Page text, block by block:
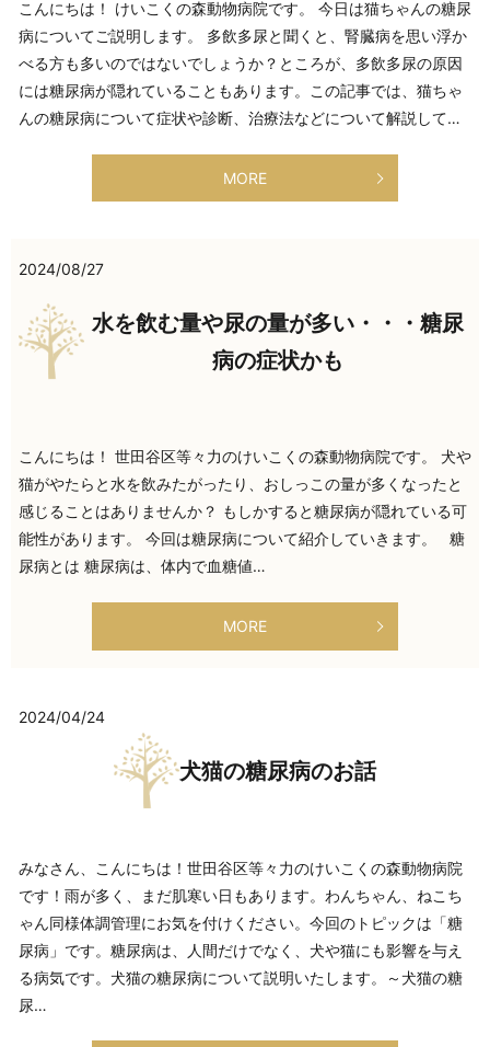
こんにちは！ けいこくの森動物病院です。 今日は猫ちゃんの糖尿
病についてご説明します。 多飲多尿と聞くと、腎臓病を思い浮か
べる方も多いのではないでしょうか？ところが、多飲多尿の原因
には糖尿病が隠れていることもあります。この記事では、猫ちゃ
んの糖尿病について症状や診断、治療法などについて解説して…
MORE
2024/08/27
水を飲む量や尿の量が多い・・・糖尿
病の症状かも
こんにちは！ 世田谷区等々力のけいこくの森動物病院です。 犬や
猫がやたらと水を飲みたがったり、おしっこの量が多くなったと
感じることはありませんか？ もしかすると糖尿病が隠れている可
能性があります。 今回は糖尿病について紹介していきます。 糖
尿病とは 糖尿病は、体内で血糖値…
MORE
2024/04/24
犬猫の糖尿病のお話
みなさん、こんにちは！世田谷区等々力のけいこくの森動物病院
です！雨が多く、まだ肌寒い日もあります。わんちゃん、ねこち
ゃん同様体調管理にお気を付けください。今回のトピックは「糖
尿病」です。糖尿病は、人間だけでなく、犬や猫にも影響を与え
る病気です。犬猫の糖尿病について説明いたします。～犬猫の糖
尿…